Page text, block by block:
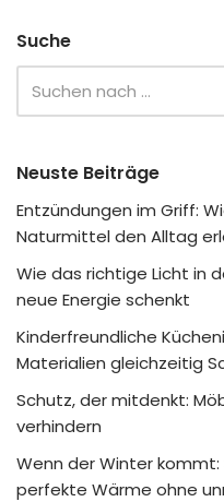
Suche
Neuste Beiträge
Entzündungen im Griff:
Naturmittel den Alltag
Wie das richtige Licht in
neue Energie schenkt
Kinderfreundliche
Materialien gleichzeitig
Schutz, der mitdenkt:
verhindern
Wenn der Winter
perfekte Wärme ohne